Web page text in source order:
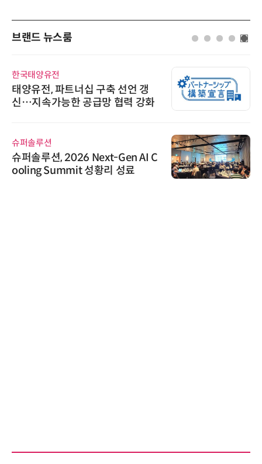
브랜드 뉴스룸
한국태양유전
태양유전, 파트너십 구축 선언 갱
신…지속가능한 공급망 협력 강화
슈퍼솔루션
슈퍼솔루션, 2026 Next-Gen AI C
ooling Summit 성황리 성료